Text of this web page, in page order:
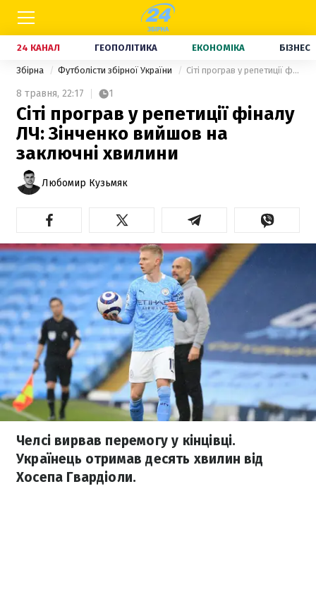
24 КАНАЛ ГЕОПОЛІТИКА ЕКОНОМІКА БІЗНЕС
Збірна Футболісти збірної України Сіті програв у репетиції фіналу ЛЧ: Зінченко вийшов на заключні хвилини
8 травня, 22:17 1
Сіті програв у репетиції фіналу
ЛЧ: Зінченко вийшов на
заключні хвилини
Любомир Кузьмяк
Челсі вирвав перемогу у кінцівці.
Українець отримав десять хвилин від
Хосепа Гвардіоли.